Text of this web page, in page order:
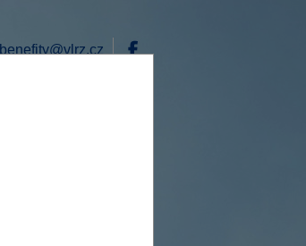
benefity@vlrz.cz